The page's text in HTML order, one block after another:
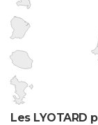
Les LYOTARD